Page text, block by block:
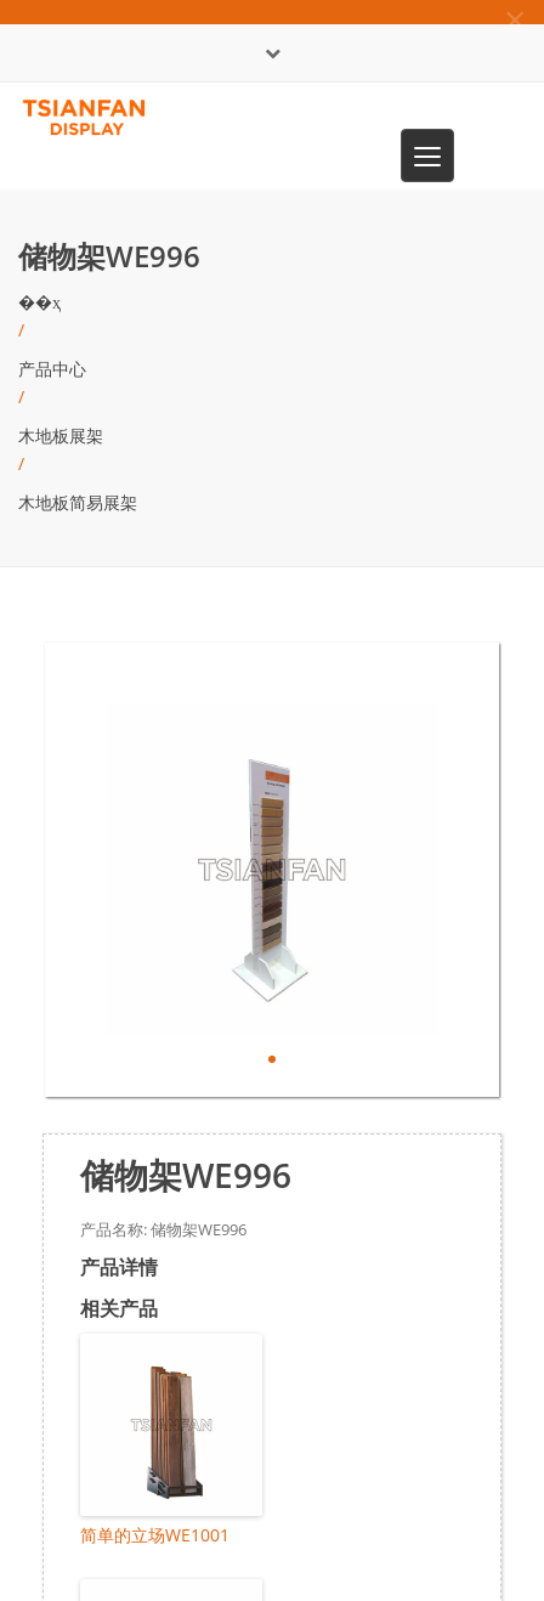
×
Toggle
navigation
储物架WE996
��ҳ
/
产品中心
/
木地板展架
/
木地板简易展架
储物架WE996
产品名称: 储物架WE996
产品详情
相关产品
简单的立场WE1001